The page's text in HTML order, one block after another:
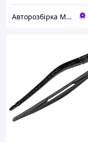
Авторозбірка Мікроавтобусів